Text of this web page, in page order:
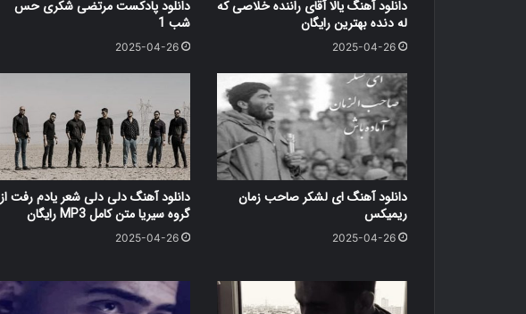
دانلود آهنگ یالا آقای راننده خلاصی که
له دنده بهترین رایگان
2025-04-26
دانلود پادکست مرتضی شکری حس
شب 1
2025-04-26
دانلود آهنگ ای لشکر صاحب زمان
ریمیکس
2025-04-26
دانلود آهنگ دلی دلی شعر یادم رفت از
گروه سیریا متن کامل MP3 رایگان
2025-04-26